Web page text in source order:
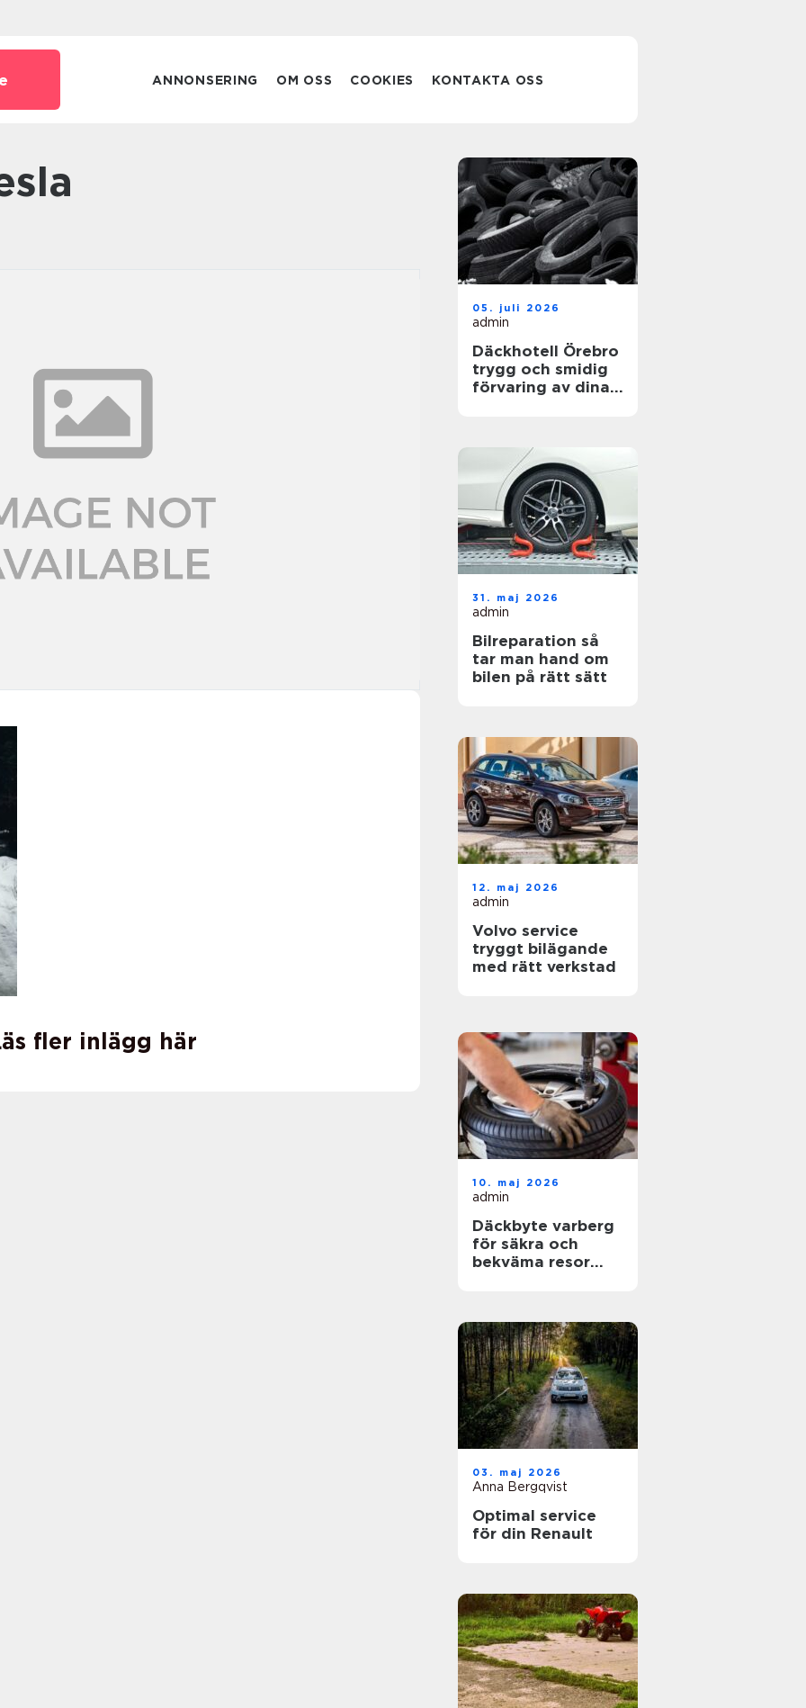
ANNONSERING OM OSS COOKIES KONTAKTA OSS
fler inlägg här
05. juli 2026
admin
Däckhotell Örebro
trygg och smidig
förvaring av dina
31. maj 2026
admin
Bilreparation så
tar man hand om
bilen på rätt sätt
12. maj 2026
admin
Volvo service
tryggt bilägande
med rätt verkstad
10. maj 2026
admin
Däckbyte varberg
för säkra och
bekväma resor
03. maj 2026
Anna Bergqvist
Optimal service
för din Renault